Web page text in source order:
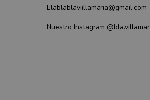
Blablablaviillamaria@gmail.com
Nuestro Instagram